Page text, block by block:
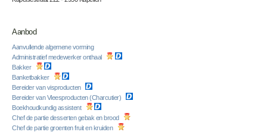
Aanbod
Aanvullende algemene vorming
Administratief medewerker onthaal
Bakker
Banketbakker
Bereider van visproducten
Bereider van Vleesproducten (Charcutier)
Boekhoudkundig assistent
Chef de partie desserten gebak en brood
Chef de partie groenten fruit en kruiden